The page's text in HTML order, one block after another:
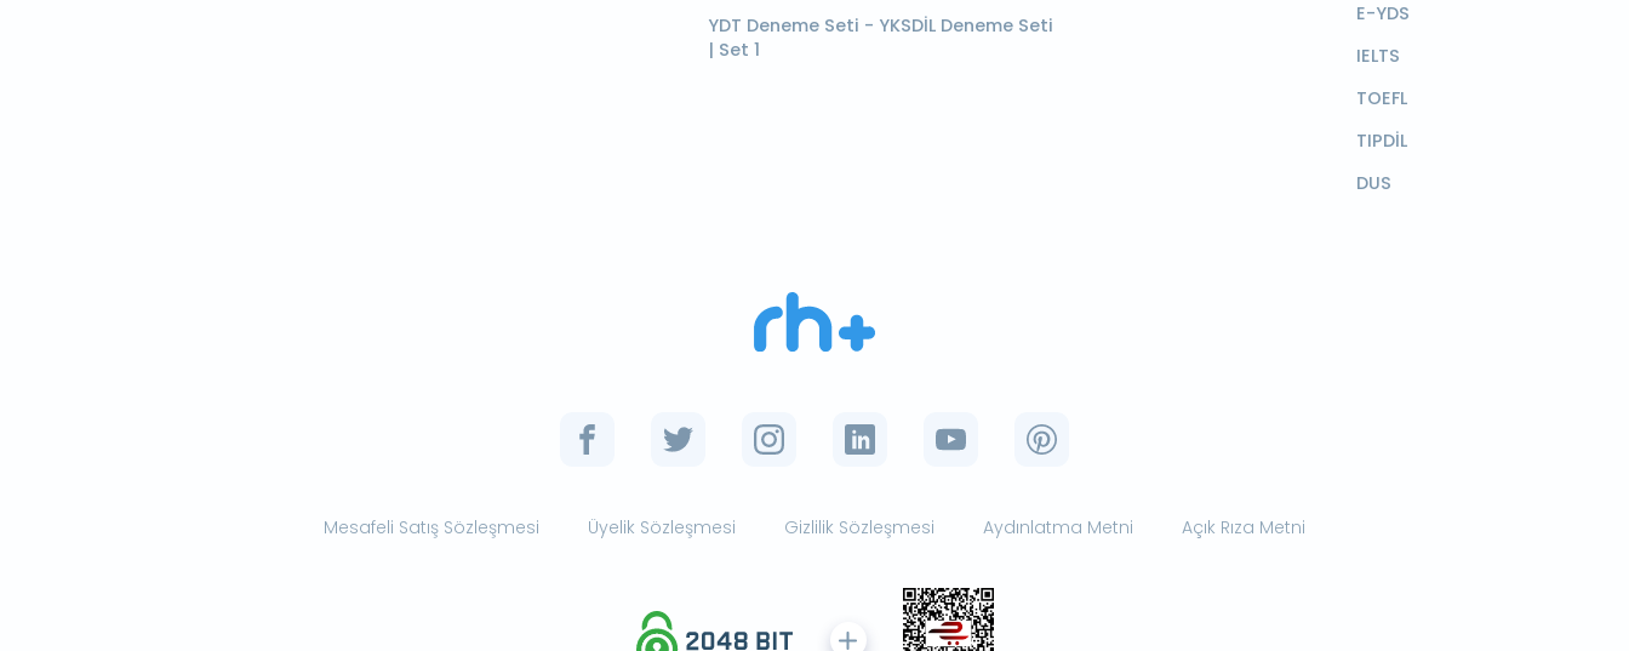
YDT Deneme Seti - YKSDİL Deneme Seti
| Set 1
E-YDS
IELTS
TOEFL
TIPDİL
DUS
Mesafeli Satış Sözleşmesi Üyelik Sözleşmesi Gizlilik Sözleşmesi Aydınlatma Metni Açık Rıza Metni